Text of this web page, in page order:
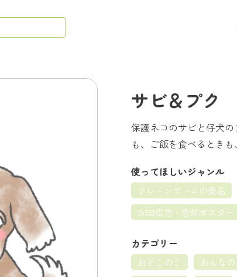
サビ＆プク
保護ネコのサビと仔犬
も、ご飯を食べるときも
使ってほしいジャンル
クレーンゲームの景品
WEB広告・告知ポスター
カテゴリー
おとこのこ おんなの